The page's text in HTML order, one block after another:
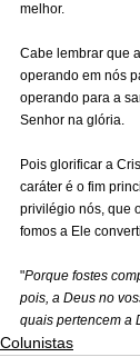
melhor.
Cabe lembrar que
operando em nós
operando para a
Senhor na glória.
Pois glorificar a
caráter é o fim
privilégio nós, que
fomos a Ele
"Porque fostes
pois, a Deus no
quais pertencem a
Colunistas